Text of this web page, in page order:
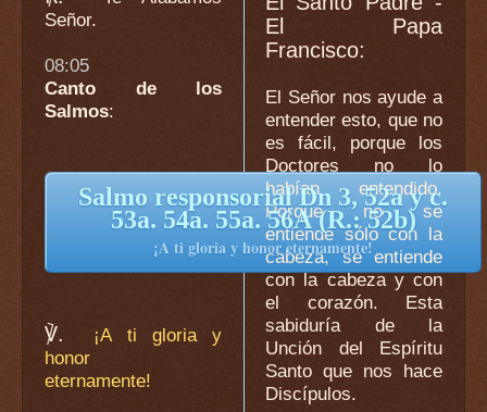
Señor.
08:05
Canto de los
Salmos:
Salmo responsorial Dn 3, 52a y c.
53a. 54a. 55a. 56A (R.: 52b)
¡A ti gloria y honor eternamente!
℣.
¡A ti gloria y
honor
eternamente!
El Papa
Francisco:
El Señor nos ayude a
entender esto, que no
es fácil, porque los
Doctores no lo
habían entendido.
Porque no se
entiende sólo con la
cabeza, se entiende
con la cabeza y con
el corazón. Esta
sabiduría de la
Unción del Espíritu
Santo que nos hace
Discípulos.